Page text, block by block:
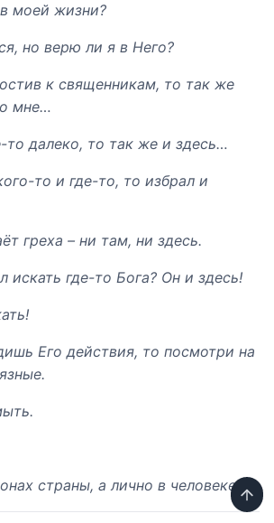
моей жизни?
но верю ли я в Него?
к священникам, то так же
мне…
то далеко, то так же и здесь…
то и где-то, то избрал и
греха – ни там, ни здесь.
искать где-то Бога? Он и здесь!
Его действия, то посмотри на
страны, а лично в человеке…